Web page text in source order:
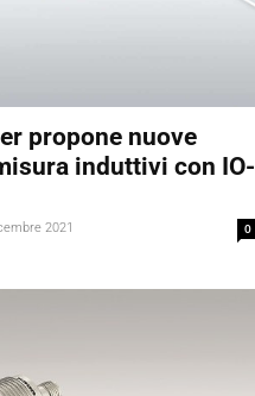
propone nuove
induttivi con IO-
2021 0